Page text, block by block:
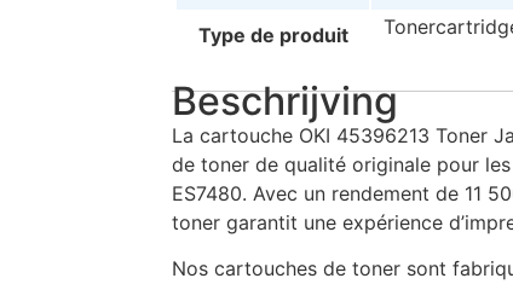
Type de produit
Beschrijving
La cartouche OKI 45396213 Toner
de toner de qualité originale pour
ES7480. Avec un rendement de 11
toner garantit une expérience
Nos cartouches de toner sont